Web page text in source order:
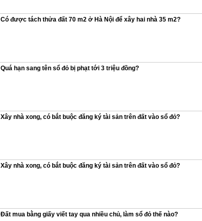
Có được tách thửa đất 70 m2 ở Hà Nội để xây hai nhà 35 m2?
Quá hạn sang tên sổ đỏ bị phạt tới 3 triệu đồng?
Xây nhà xong, có bắt buộc đăng ký tài sản trên đất vào sổ đỏ?
Xây nhà xong, có bắt buộc đăng ký tài sản trên đất vào sổ đỏ?
Đất mua bằng giấy viết tay qua nhiều chủ, làm sổ đỏ thế nào?